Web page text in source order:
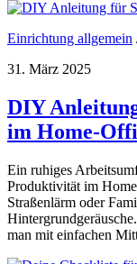
Einrichtung allgemein
31. März 2025
DIY
im Home-
Ein ruhiges
Produktivität im
Straßenlärm oder
man mit einfachen